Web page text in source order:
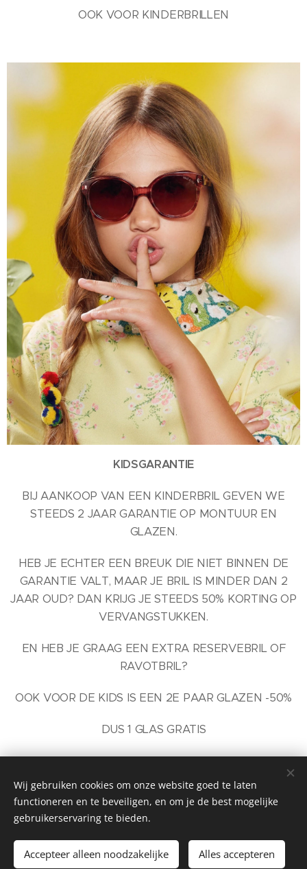
OOK VOOR KINDERBRILLEN
KIDSGARANTIE
BIJ AANKOOP VAN EEN KINDERBRIL GEVEN WE
STEEDS 2 JAAR GARANTIE OP MONTUUR EN
GLAZEN.
HEB JE ECHTER EEN BREUK DIE NIET BINNEN DE
GARANTIE VALT, MAAR JE BRIL IS MINDER DAN 2
JAAR OUD? DAN KRIJG JE STEEDS 50% KORTING OP
VERVANGSTUKKEN.
EN HEB JE GRAAG EEN EXTRA RESERVEBRIL OF
RAVOTBRIL?
OOK VOOR DE KIDS IS EEN 2E PAAR GLAZEN -50%
DUS 1 GLAS GRATIS
Scheldewindeke
Cookies
Wij gebruiken cookies om onze website goed te laten
functioneren en te beveiligen, en om je de best mogelijke
gebruikerservaring te bieden.
Accepteer alleen noodzakelijke Alles accepteren